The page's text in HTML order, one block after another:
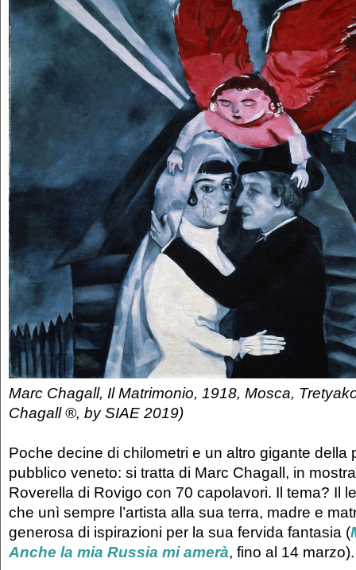
Marc Chagall, Il Matrimonio, 1918, Mosca,
Chagall ®, by SIAE 2019)
Poche decine di chilometri e un altro gigante della
pubblico veneto: si tratta di Marc Chagall, in
Roverella di Rovigo con 70 capolavori. Il tema? Il
che unì sempre l’artista alla sua terra, madre e
generosa di ispirazioni per la sua fervida fantasia (
Anche la mia Russia mi amerà, fino al 14